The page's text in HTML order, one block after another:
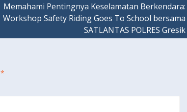
Memahami Pentingnya Keselamatan Berkendara:
Workshop Safety Riding Goes To School bersama
SATLANTAS POLRES Gresik
*